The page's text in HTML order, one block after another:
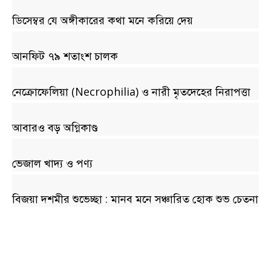
ডিসেম্বর যে অঙ্গীকারের কথা মনে করিয়ে দেয়
আনফিট ৭৯ শতাংশ চালক
নেক্রোফেলিয়া (Necrophilia) ও নারী মৃতদেহের নিরাপত্তা
আবারও বড় অগ্নিকাণ্ড
ভেজাল খাদ্য ও পণ্য
বিজয়া দশমীর শুভেচ্ছা : মানব মনে সঞ্চারিত হোক শুভ চেতনা